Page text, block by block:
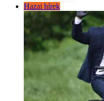
Hazai hírek